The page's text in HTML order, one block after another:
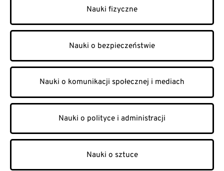
Nauki fizyczne
Nauki o bezpieczeństwie
Nauki o komunikacji społecznej i mediach
Nauki o polityce i administracji
Nauki o sztuce